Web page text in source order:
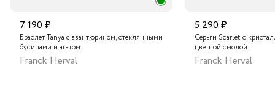
7 190 ₽
Браслет Tanya с авантюрином, стеклянными
бусинами и агатом
Franck Herval
5 290 ₽
Серьги Scarlet с
цветной смолой
Franck Herval